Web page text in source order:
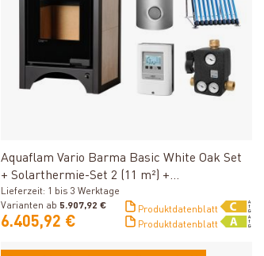
Aquaflam Vario Barma Basic White Oak Set
+ Solarthermie-Set 2 (11 m²) +
Kombispeicher THKE 600 + SWT
Lieferzeit: 1 bis 3 Werktage
Varianten ab 5.907,92 €
6.405,92 €
Produktdatenblatt
Produktdatenblatt